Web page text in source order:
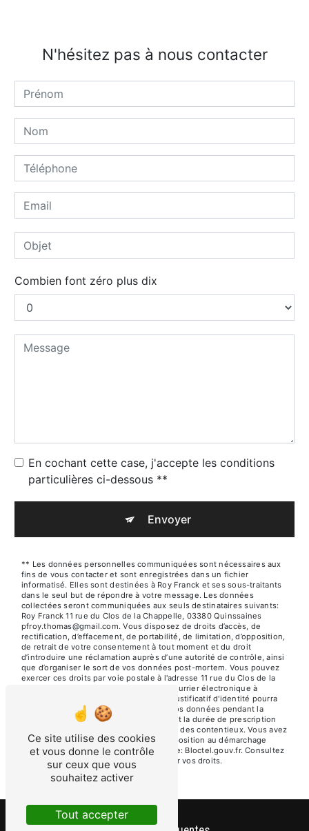
N'hésitez pas à nous contacter
Combien font zéro plus dix
En cochant cette case, j'accepte les conditions
particulières ci-dessous **
Envoyer
** Les données personnelles communiquées sont nécessaires aux
fins de vous contacter et sont enregistrées dans un fichier
informatisé. Elles sont destinées à Roy Franck et ses sous-traitants
dans le seul but de répondre à votre message. Les données
collectées seront communiquées aux seuls destinataires suivants:
Roy Franck 11 rue du Clos de la Chappelle, 03380 Quinssaines
pfroy.thomas@gmail.com. Vous disposez de droits d’accès, de
rectification, d’effacement, de portabilité, de limitation, d’opposition,
de retrait de votre consentement à tout moment et du droit
d’introduire une réclamation auprès d’une autorité de contrôle, ainsi
que d’organiser le sort de vos données post-mortem. Vous pouvez
exercer ces droits par voie postale à l'adresse 11 rue du Clos de la
Chappelle, 03380 Quinssaines ou par courrier électronique à
l'adresse pfroy.thomas@gmail.com. Un justificatif d'identité pourra
vous être demandé. Nous conservons vos données pendant la
période de prise de contact puis pendant la durée de prescription
légale aux fins probatoires et de gestion des contentieux. Vous avez
le droit de vous inscrire sur la liste d'opposition au démarchage
téléphonique, disponible à cette adresse:
Bloctel.gouv.fr. Consultez
le site cnil.fr pour plus d’informations sur vos droits.
Ce site utilise des cookies
et vous donne le contrôle
sur ceux que vous
souhaitez activer
Tout accepter